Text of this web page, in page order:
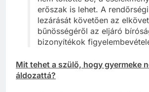
erőszak is lehet. A
lezárását követően az
bűnösségéről az eljáró
bizonyítékok
Mit tehet a szülő, hogy gyermeke
áldozattá?